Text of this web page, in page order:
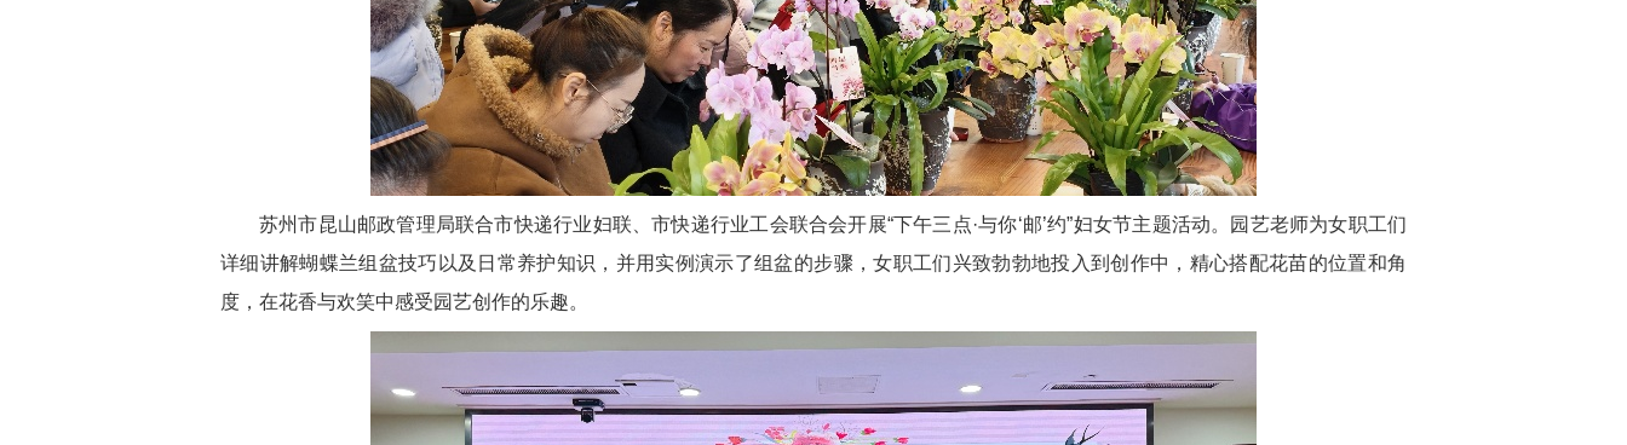
苏州市昆山邮政管理局联合市快递行业妇联、市快递行业工会联合会开展“下午三点·与你‘邮’约”妇女节主题活动。园艺老师为女职工们
详细讲解蝴蝶兰组盆技巧以及日常养护知识，并用实例演示了组盆的步骤，女职工们兴致勃勃地投入到创作中，精心搭配花苗的位置和角
度，在花香与欢笑中感受园艺创作的乐趣。